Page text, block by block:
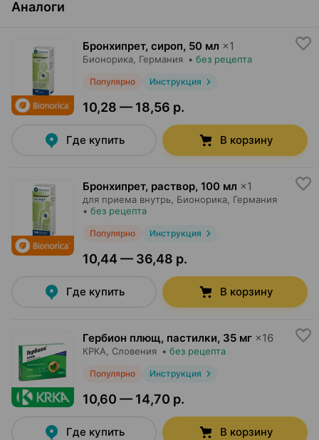
Аналоги
Бронхипрет, сироп, 50 мл ×1
Бионорика, Германия • без рецепта
Популярно Инструкция
10,28 — 18,56 р.
Где купить В корзину
Бронхипрет, раствор, 100 мл ×1
для приема внутрь, Бионорика, Германия
• без рецепта
Популярно Инструкция
10,44 — 36,48 р.
Где купить В корзину
Гербион плющ, пастилки, 35 мг ×16
КРКА, Словения • без рецепта
Популярно Инструкция
10,60 — 14,70 р.
Где купить В корзину